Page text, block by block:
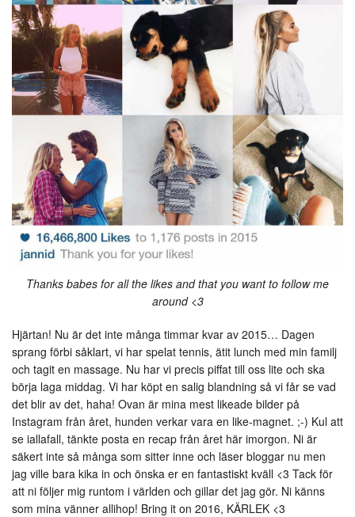
Thanks babes for all the likes and that you want to follow me
around <3
Hjärtan! Nu är det inte många timmar kvar av 2015… Dagen
sprang förbi såklart, vi har spelat tennis, ätit lunch med min familj
och tagit en massage. Nu har vi precis piffat till oss lite och ska
börja laga middag. Vi har köpt en salig blandning så vi får se vad
det blir av det, haha! Ovan är mina mest likeade bilder på
Instagram från året, hunden verkar vara en like-magnet. ;-) Kul att
se iallafall, tänkte posta en recap från året här imorgon. Ni är
säkert inte så många som sitter inne och läser bloggar nu men
jag ville bara kika in och önska er en fantastiskt kväll <3 Tack för
att ni följer mig runtom i världen och gillar det jag gör. Ni känns
som mina vänner allihop! Bring it on 2016, KÄRLEK <3